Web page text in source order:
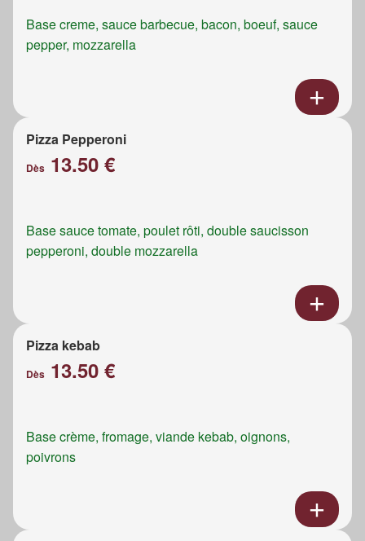
Base creme, sauce barbecue, bacon, boeuf, sauce
pepper, mozzarella
Pizza Pepperoni
Dès 13.50 €
Base sauce tomate, poulet rôti, double saucisson
pepperoni, double mozzarella
Pizza kebab
Dès 13.50 €
Base crème, fromage, viande kebab, oignons,
poivrons